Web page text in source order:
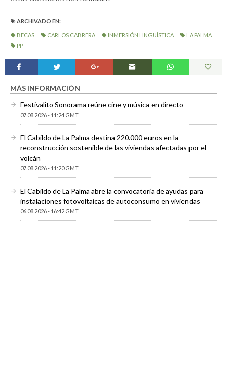
ARCHIVADO EN:
BECAS CARLOS CABRERA INMERSIÓN LINGUÍSTICA
LA PALMA
PP
MÁS INFORMACIÓN
Festivalito Sonorama reúne cine y música en directo
07.08.2026 - 11:24 GMT
El Cabildo de La Palma destina 220.000 euros en la
reconstrucción sostenible de las viviendas afectadas por el
volcán
07.08.2026 - 11:20 GMT
El Cabildo de La Palma abre la convocatoria de ayudas para
instalaciones fotovoltaicas de autoconsumo en viviendas
06.08.2026 - 16:42 GMT